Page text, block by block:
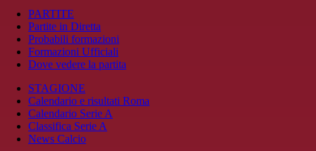
PARTITE
Partite in Diretta
Probabili formazioni
Formazioni Ufficiali
Dove vedere la partita
STAGIONE
Calendario e risultati Roma
Calendario Serie A
Classifica Serie A
News Calcio